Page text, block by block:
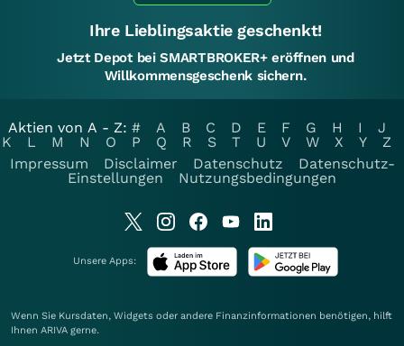
Ihre Lieblingsaktie geschenkt!
Jetzt Depot bei SMARTBROKER+ eröffnen und
Willkommensgeschenk sichern.
Aktien von A - Z: # A B C D E F G H I
J
K
L M N O P Q R S T U V W X Y
Z
Impressum
Disclaimer Datenschutz
Datenschutz-
Einstellungen
Nutzungsbedingungen
Unsere Apps:
Wenn Sie Kursdaten, Widgets oder andere Finanzinformationen benötigen, hilft
Ihnen ARIVA gerne.